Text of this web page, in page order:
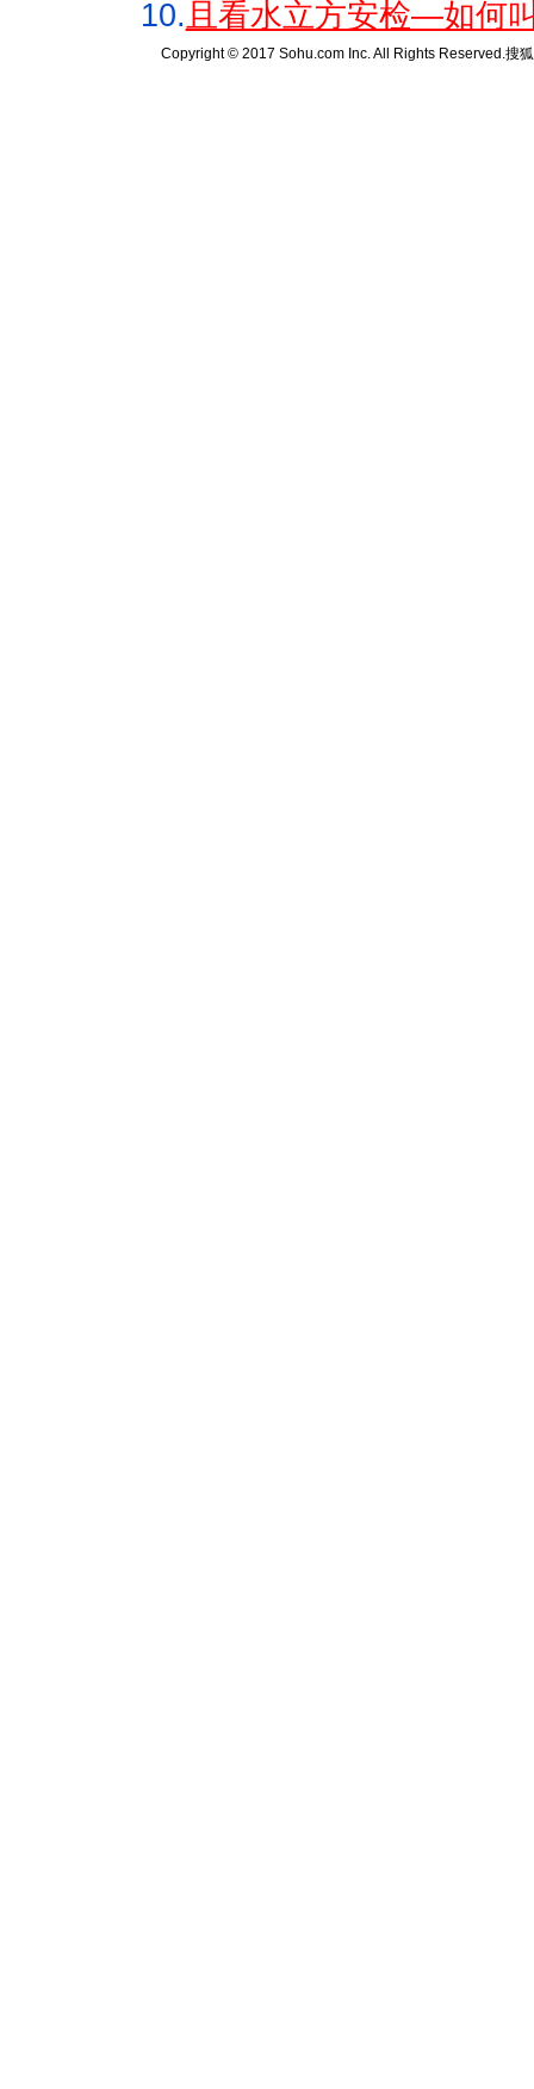
10.且看水立方安检—如何
Copyright © 2017 Sohu.com Inc. All Rights Reserved.搜